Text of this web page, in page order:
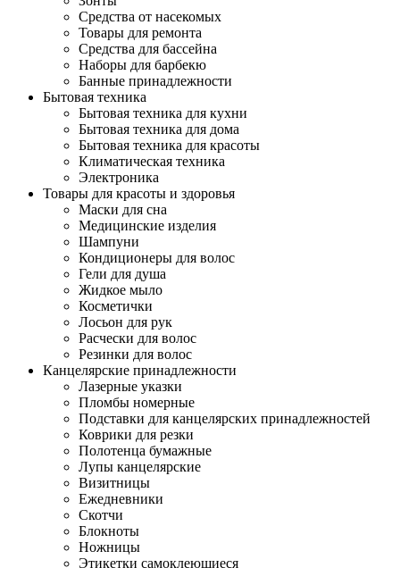
Средства от насекомых
Товары для ремонта
Средства для бассейна
Наборы для барбекю
Банные принадлежности
Бытовая техника
Бытовая техника для кухни
Бытовая техника для дома
Бытовая техника для красоты
Климатическая техника
Электроника
Товары для красоты и здоровья
Маски для сна
Медицинские изделия
Шампуни
Кондиционеры для волос
Гели для душа
Жидкое мыло
Косметички
Лосьон для рук
Расчески для волос
Резинки для волос
Канцелярские принадлежности
Лазерные указки
Пломбы номерные
Подставки для канцелярских принадлежностей
Коврики для резки
Полотенца бумажные
Лупы канцелярские
Визитницы
Ежедневники
Скотчи
Блокноты
Ножницы
Этикетки самоклеющиеся